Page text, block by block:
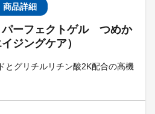
商品詳細
ーフェクトゲル つめか
ジングケア）
とグリチルリチン酸2K配合の高機